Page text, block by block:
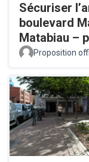
Sécuriser
boulevard
Matabiau –
Proposition